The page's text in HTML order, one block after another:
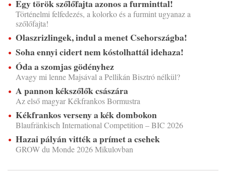
Egy török szőlőfajta azonos a furminttal!
Történelmi felfedezés, a kolorko és a furmint ugyanaz a
szőlőfajta!
Olaszrizlingek, indul a menet Csehországba!
Soha ennyi cidert nem kóstolhattál idehaza!
Óda a szomjas gödényhez
Avagy mi lenne Majsával a Pellikán Bisztró nélkül?
A pannon kékszőlők császára
Az első magyar Kékfrankos Bormustra
Kékfrankos verseny a kék dombokon
Blaufränkisch International Competition – BIC 2026
Hazai pályán vitték a prímet a csehek
GROW du Monde 2026 Mikulovban